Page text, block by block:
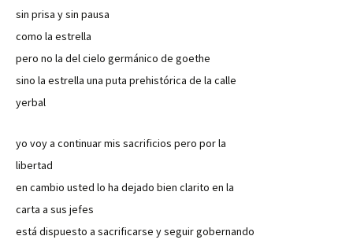
sin prisa y sin pausa
como la estrella
pero no la del cielo germánico de goethe
sino la estrella una puta prehistórica de la calle
yerbal
yo voy a continuar mis sacrificios pero por la
libertad
en cambio usted lo ha dejado bien clarito en la
carta a sus jefes
está dispuesto a sacrificarse y seguir gobernando